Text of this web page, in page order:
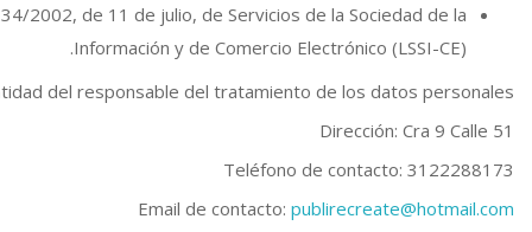
2002, de 11 de julio, de Servicios de la Sociedad de la
Información y de Comercio Electrónico (LSSI-CE).
del responsable del tratamiento de los datos personales
Dirección: Cra 9 Calle 51
Teléfono de contacto: 3122288173
Email de contacto: publirecreate@hotmail.com